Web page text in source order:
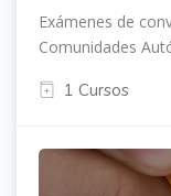
Exámenes de
Comunidades
1 Cursos